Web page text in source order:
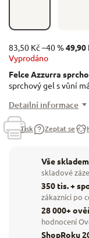
83,50 Kč –40 %49,90
Vyprodáno
Felce Azzurra
sprchový gel s vůní
Detailní informace
Tisk Zeptat se
Vše skladem
skladové
350 tis. +
zákazníci po
28 000+
hodnocení
ShopRoku